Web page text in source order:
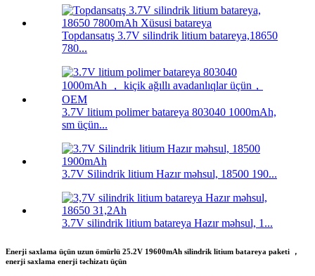
Topdansatış 3.7V silindrik litium batareya,18650
780...
3.7V litium polimer batareya 803040 1000mAh,
sm üçün...
3.7V Silindrik litium Hazır məhsul, 18500 190...
3.7V silindrik litium batareya Hazır məhsul, 1...
Enerji saxlama üçün uzun ömürlü 25.2V 19600mAh silindrik litium batareya paketi ，
enerji saxlama enerji təchizatı üçün